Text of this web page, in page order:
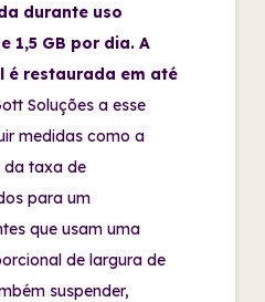
durante uso
1,5 GB por dia. A
é restaurada em até
Soluções a esse
medidas como a
da taxa de
para um
que usam uma
de largura de
suspender,